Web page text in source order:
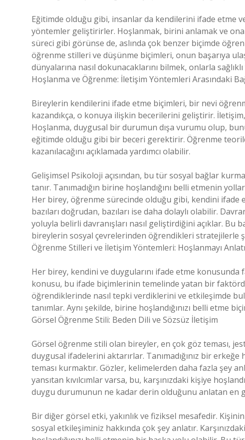
Eğitimde olduğu gibi, insanlar da kendilerini ifade etme
yöntemler geliştirirler. Hoşlanmak, birini anlamak ve
süreci gibi görünse de, aslında çok benzer biçimde
öğrenme stilleri ve düşünme biçimleri, onun başarıya
dünyalarına nasıl dokunacaklarını bilmek, onlarla
Hoşlanma ve Öğrenme: İletişim Yöntemleri Arasındaki
Bireylerin kendilerini ifade etme biçimleri, bir nevi
kazandıkça, o konuya ilişkin becerilerini geliştirir.
Hoşlanma, duygusal bir durumun dışa vurumu olup,
eğitimde olduğu gibi bir beceri gerektirir. Öğrenme
kazanılacağını açıklamada yardımcı olabilir.
Gelişimsel Psikoloji açısından, bu tür sosyal bağlar
tanır. Tanımadığın birine hoşlandığını belli etmenin
Her birey, öğrenme sürecinde olduğu gibi, kendini ifade
bazıları doğrudan, bazıları ise daha dolaylı olabilir.
yoluyla belirli davranışları nasıl geliştirdiğini açıklar. Bu
bireylerin sosyal çevrelerinden öğrendikleri stratejilerle
Öğrenme Stilleri ve İletişim Yöntemleri: Hoşlanmayı
Her birey, kendini ve duygularını ifade etme
konusu, bu ifade biçimlerinin temelinde yatan bir
öğrendiklerinde nasıl tepki verdiklerini ve etkileşimde
tanımlar. Aynı şekilde, birine hoşlandığınızı belli etme
Görsel Öğrenme Stili: Beden Dili ve Sözsüz İletişim
Görsel öğrenme stili olan bireyler, en çok göz teması,
duygusal ifadelerini aktarırlar. Tanımadığınız bir
teması kurmaktır. Gözler, kelimelerden daha fazla şey
yansıtan kıvılcımlar varsa, bu, karşınızdaki kişiye
duygu durumunun ne kadar derin olduğunu anlatan en
Bir diğer görsel etki, yakınlık ve fiziksel mesafedir.
sosyal etkileşiminiz hakkında çok şey anlatır.